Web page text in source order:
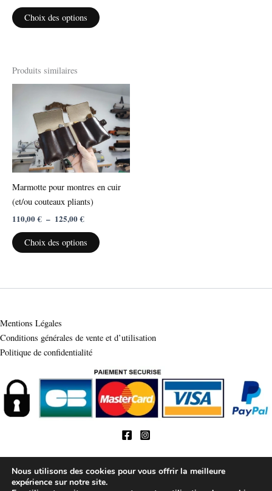
Choix des options
Produits similaires
Marmotte pour montres en cuir
(et/ou couteaux pliants)
110,00€ – 125,00€
Plage
de
prix :
110,00 €
à
125,00 €
Choix des options
produit
a
plusieurs
variations.
Les
peuvent
Mentions Légales
Conditions générales de vente et d’utilisation
Politique de confidentialité
Nous utilisons des cookies pour vous offrir la meilleure
expérience sur notre site.